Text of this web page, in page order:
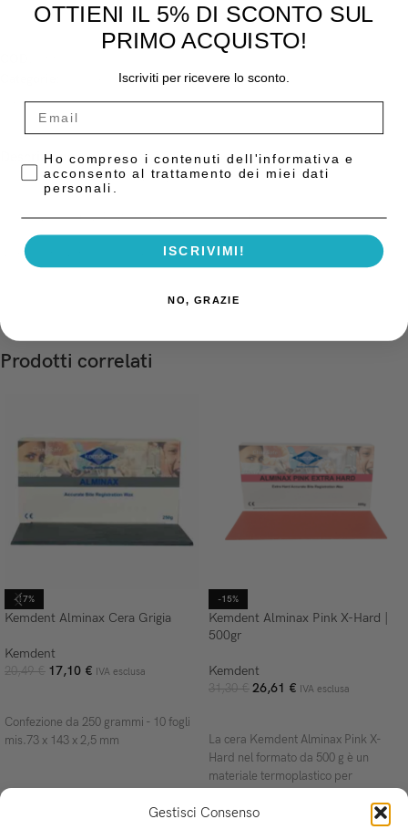
Gestisci Consenso
Cere Studio e Laboratorio Anche Ortodontiche
Rivestimenti-Cere
Descrizione
Cera preformata a ferro di cavallo per valli occlusali, Soft (Gialla)
– confezione da 24 pz. 164/24 Zeta–Zingardi
Sezione 10 x 10 mm. lunghezza 100 mm; fusione 59°
Prodotti correlati
-17%
Kemdent Alminax Cera Grigia
Kemdent
20,49€ 17,10 € IVA esclusa
Confezione da 250 grammi - 10 fogli
mis.73 x 143 x 2,5 mm
-15%
Kemdent Alminax Pink X-Hard |
500gr
Kemdent
31,30€ 26,61 € IVA esclusa
La cera Kemdent Alminax Pink X-
Hard nel formato da 500 g è un
materiale termoplastico per
OTTIENI IL 5% DI SCONTO SUL
PRIMO ACQUISTO!
Iscriviti per ricevere lo sconto.
Privacy Policy
Ho compreso i contenuti dell'informativa e
acconsento al trattamento dei miei dati
personali.
ISCRIVIMI!
NO, GRAZIE